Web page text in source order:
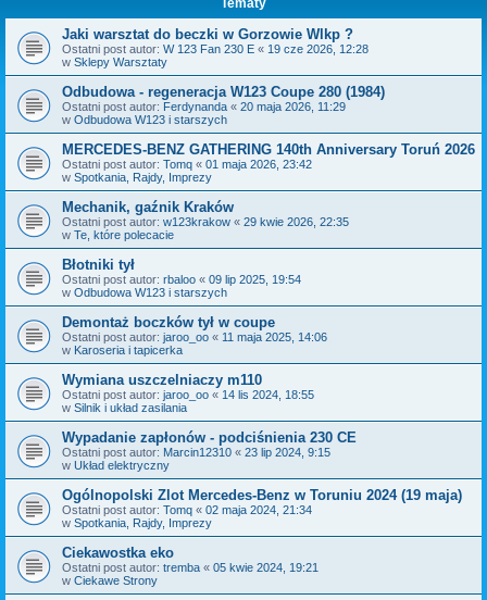
Jaki warsztat do beczki w Gorzowie Wlkp ?
Ostatni post autor: W 123 Fan 230 E « 19 cze 2026, 12:28
w Sklepy Warsztaty
Odbudowa - regeneracja W123 Coupe 280 (1984)
Ostatni post autor: Ferdynanda « 20 maja 2026, 11:29
w Odbudowa W123 i starszych
MERCEDES-BENZ GATHERING 140th Anniversary Toruń 2026
Ostatni post autor: Tomq « 01 maja 2026, 23:42
w Spotkania, Rajdy, Imprezy
Mechanik, gaźnik Kraków
Ostatni post autor: w123krakow « 29 kwie 2026, 22:35
w Te, które polecacie
Błotniki tył
Ostatni post autor: rbaloo « 09 lip 2025, 19:54
w Odbudowa W123 i starszych
Demontaż boczków tył w coupe
Ostatni post autor: jaroo_oo « 11 maja 2025, 14:06
w Karoseria i tapicerka
Wymiana uszczelniaczy m110
Ostatni post autor: jaroo_oo « 14 lis 2024, 18:55
w Silnik i układ zasilania
Wypadanie zapłonów - podciśnienia 230 CE
Ostatni post autor: Marcin12310 « 23 lip 2024, 9:15
w Układ elektryczny
Ogólnopolski Zlot Mercedes-Benz w Toruniu 2024 (19 maja)
Ostatni post autor: Tomq « 02 maja 2024, 21:34
w Spotkania, Rajdy, Imprezy
Ciekawostka eko
Ostatni post autor: tremba « 05 kwie 2024, 19:21
w Ciekawe Strony